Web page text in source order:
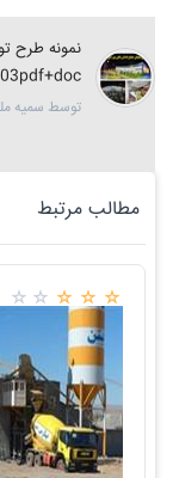
نمونه طرح
توسط سمیه
مطالب مرتبط